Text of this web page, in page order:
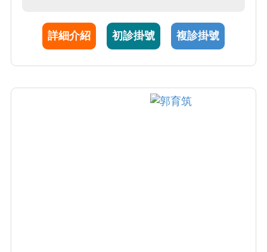
詳細介紹 初診掛號 複診掛號